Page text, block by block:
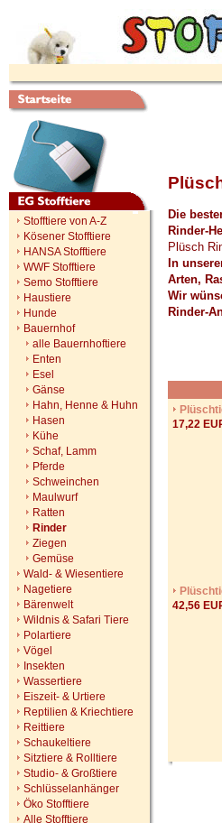
Stofftiere von A-Z
Kösener Stofftiere
HANSA Stofftiere
WWF Stofftiere
Semo Stofftiere
Haustiere
Hunde
Bauernhof
alle Bauernhoftiere
Enten
Esel
Gänse
Hahn, Henne & Huhn
Hasen
Kühe
Schaf, Lamm
Pferde
Schweinchen
Maulwurf
Ratten
Rinder
Ziegen
Gemüse
Wald- & Wiesentiere
Nagetiere
Bärenwelt
Wildnis & Safari Tiere
Polartiere
Vögel
Insekten
Wassertiere
Eiszeit- & Urtiere
Reptilien & Kriechtiere
Reittiere
Schaukeltiere
Sitztiere & Rolltiere
Studio- & Großtiere
Schlüsselanhänger
Öko Stofftiere
Alle Stofftiere
Die
Rinder-
Plüsch
In
Arten,
Wir
Rinder-
17,22
42,56